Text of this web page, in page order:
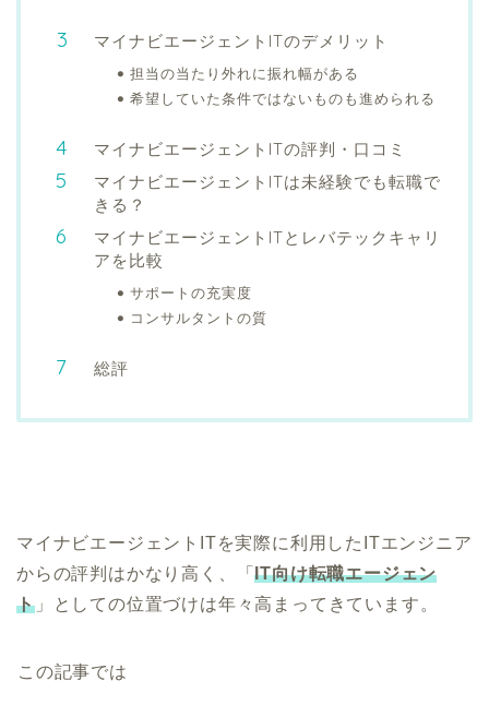
マイナビエージェントITのデメリット
担当の当たり外れに振れ幅がある
希望していた条件ではないものも進められる
マイナビエージェントITの評判・口コミ
マイナビエージェントITは未経験でも転職で
きる？
マイナビエージェントITとレバテックキャリ
アを比較
サポートの充実度
コンサルタントの質
総評
マイナビエージェントITを実際に利用したITエンジニア
からの評判はかなり高く、「IT向け転職エージェン
ト」としての位置づけは年々高まってきています。
この記事では